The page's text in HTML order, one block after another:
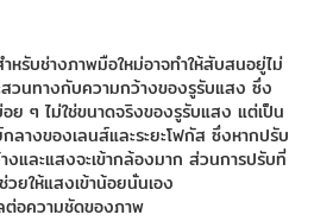
ช่างภาพมือใหม่อาจทำให้สับสนอยู่ไม่
วนทางกับความกว้างของรูรับแสง ซึ่ง
ๆ ไม่ใช่ขนาดจริงของรูรับแสง แต่เป็น
ลางของเลนส์และระยะโฟกัส ซึ่งหากปรับ
และแสงจะเข้ากล้องมาก ส่วนการปรับที่
ยให้แสงเข้าน้อยนั่นเอง
อความชัดของภาพ